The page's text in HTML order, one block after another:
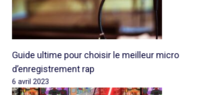
Guide ultime pour choisir le meilleur micro
d’enregistrement rap
6 avril 2023